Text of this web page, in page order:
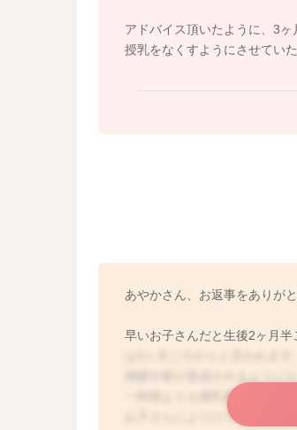
アドバイス頂いたように、3
授乳をなくすようにさせていた
あやかさん、お返事をありが
早いお子さんだと生後2ヶ月
一時期よりも哺乳量が減って
お子さんによりけりなところ